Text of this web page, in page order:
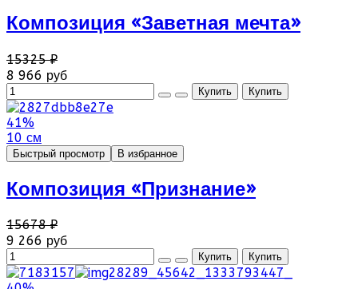
Композиция «Заветная мечта»
15325 ₽
8 966 руб
41%
10 см
Быстрый просмотр В избранное
Композиция «Признание»
15678 ₽
9 266 руб